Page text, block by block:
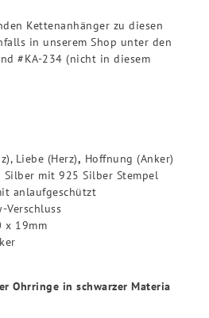
Kettenanhänger zu diesen
in unserem Shop unter den
#KA-234 (nicht in diesem
Liebe (Herz), Hoffnung (Anker)
mit 925 Silber Stempel
anlaufgeschützt
Verschluss
x 19mm
Ohrringe in schwarzer Materia